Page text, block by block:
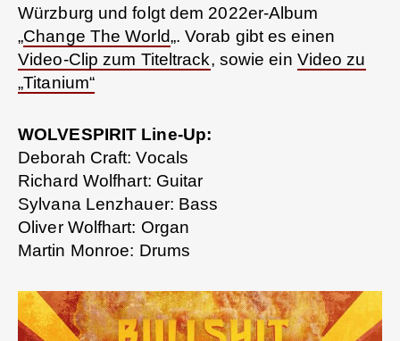
Würzburg und folgt dem 2022er-Album
„Change The World„. Vorab gibt es einen
Video-Clip zum Titeltrack, sowie ein Video zu
„Titanium“
WOLVESPIRIT Line-Up:
Deborah Craft: Vocals
Richard Wolfhart: Guitar
Sylvana Lenzhauer: Bass
Oliver Wolfhart: Organ
Martin Monroe: Drums